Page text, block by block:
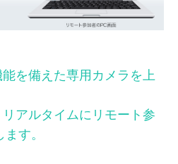
を備えた専用カメラを上
アルタイムにリモート参
す。